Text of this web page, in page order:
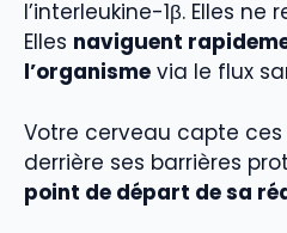
l’interleukine-1β. Elles
Elles naviguent
l’organisme via le flux
Votre cerveau capte
derrière ses barrières
point de départ de sa